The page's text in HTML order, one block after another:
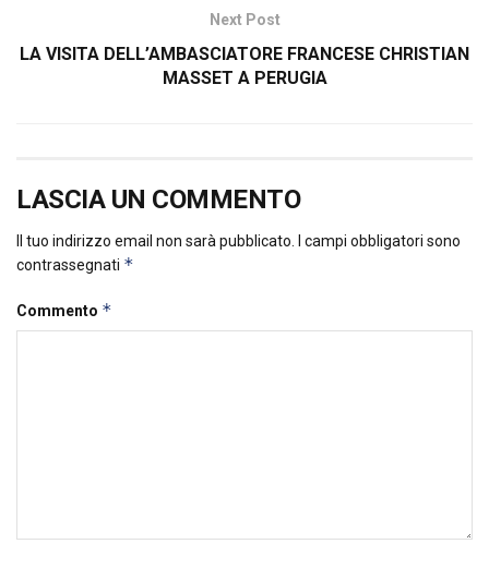
Next Post
LA VISITA DELL’AMBASCIATORE FRANCESE CHRISTIAN
MASSET A PERUGIA
LASCIA UN COMMENTO
Il tuo indirizzo email non sarà pubblicato.
I campi obbligatori sono
contrassegnati *
Commento *